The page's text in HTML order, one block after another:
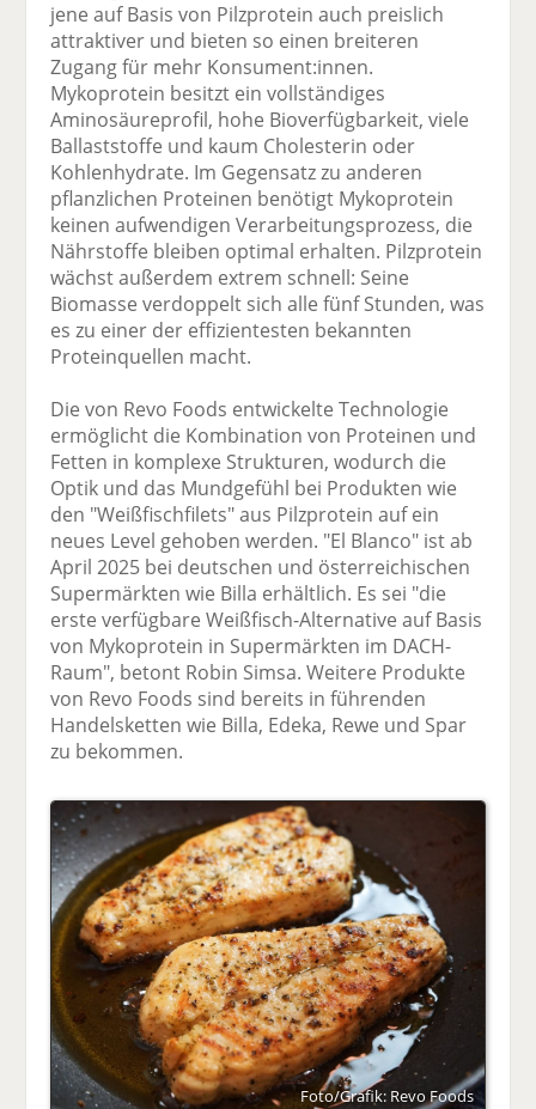
jene auf Basis von Pilzprotein auch preislich
attraktiver und bieten so einen breiteren
Zugang für mehr Konsument:innen.
Mykoprotein besitzt ein vollständiges
Aminosäureprofil, hohe Bioverfügbarkeit, viele
Ballaststoffe und kaum Cholesterin oder
Kohlenhydrate. Im Gegensatz zu anderen
pflanzlichen Proteinen benötigt Mykoprotein
keinen aufwendigen Verarbeitungsprozess, die
Nährstoffe bleiben optimal erhalten. Pilzprotein
wächst außerdem extrem schnell: Seine
Biomasse verdoppelt sich alle fünf Stunden, was
es zu einer der effizientesten bekannten
Proteinquellen macht.
Die von Revo Foods entwickelte Technologie
ermöglicht die Kombination von Proteinen und
Fetten in komplexe Strukturen, wodurch die
Optik und das Mundgefühl bei Produkten wie
den "Weißfischfilets" aus Pilzprotein auf ein
neues Level gehoben werden. "El Blanco" ist ab
April 2025 bei deutschen und österreichischen
Supermärkten wie Billa erhältlich. Es sei "die
erste verfügbare Weißfisch-Alternative auf Basis
von Mykoprotein in Supermärkten im DACH-
Raum", betont Robin Simsa. Weitere Produkte
von Revo Foods sind bereits in führenden
Handelsketten wie Billa, Edeka, Rewe und Spar
zu bekommen.
Foto/Grafik: Revo Foods